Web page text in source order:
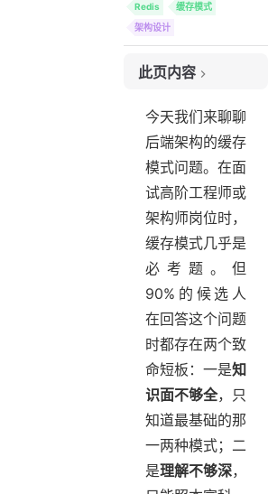
Redis
缓存模式
架构设计
此页内容
2. 面试切入
3. Cache Aside
3.1 亮点展示
4. 同步更新
5. Read Through
5.1 亮点方案：异步加载
6. Write Through
7. Write Back
8. Refresh Ahead
9. Singleflight
10. 删除缓存
10.1 延迟双删
今天我们来聊聊
后端架构的缓存
模式问题。在面
试高阶工程师或
架构师岗位时，
缓存模式几乎是
必考题。但
90%的候选人
在回答这个问题
时都存在两个致
命短板：一是知
识面不够全，只
知道最基础的那
一两种模式；二
是理解不够深，